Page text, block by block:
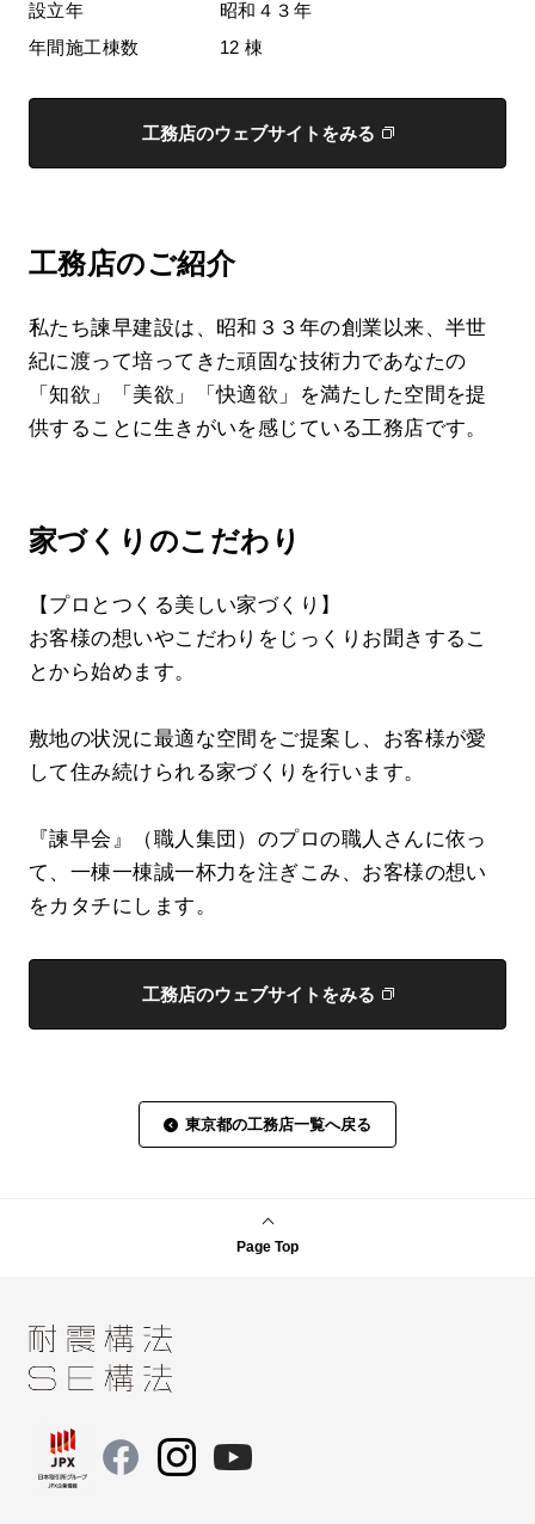
設立年
昭和４３年
年間施工棟数
12 棟
工務店のウェブサイトをみる
工務店のご紹介
私たち諫早建設は、昭和３３年の創業以来、半世
紀に渡って培ってきた頑固な技術力であなたの
「知欲」「美欲」「快適欲」を満たした空間を提
供することに生きがいを感じている工務店です。
家づくりのこだわり
【プロとつくる美しい家づくり】
お客様の想いやこだわりをじっくりお聞きするこ
とから始めます。
敷地の状況に最適な空間をご提案し、お客様が愛
して住み続けられる家づくりを行います。
『諫早会』（職人集団）のプロの職人さんに依っ
て、一棟一棟誠一杯力を注ぎこみ、お客様の想い
をカタチにします。
工務店のウェブサイトをみる
東京都の工務店一覧へ戻る
Page Top